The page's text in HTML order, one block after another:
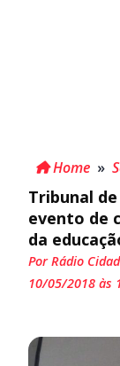
Home »
Tribunal
evento de
da
Por Rádio
10/05/2018 às